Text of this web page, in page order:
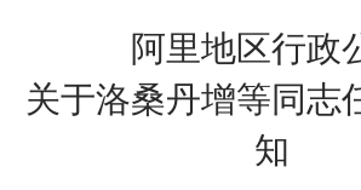
阿里地区行政
关于洛桑丹增等同志
知